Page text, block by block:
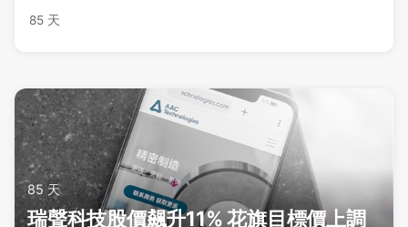
85 天
85 天
瑞聲科技股價飆升11% 花旗目標價上調